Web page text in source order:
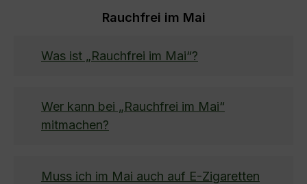
Rauchfrei im Mai
Was ist „Rauchfrei im Mai“?
Wer kann bei „Rauchfrei im Mai“
mitmachen?
Muss ich im Mai auch auf E-Zigaretten